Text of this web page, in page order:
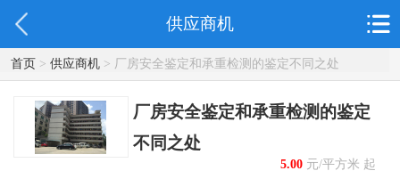
供应商机
首页> 供应商机> 厂房安全鉴定和承重检测的鉴定不同之处
厂房安全鉴定和承重检测的鉴定
不同之处
5.00元/平方米 起